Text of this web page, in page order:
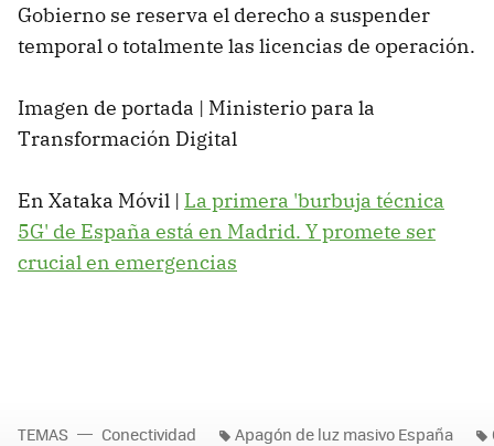
Gobierno se reserva el derecho a suspender
temporal o totalmente las licencias de operación.
Imagen de portada | Ministerio para la
Transformación Digital
En Xataka Móvil | La primera 'burbuja técnica
5G' de España está en Madrid. Y promete ser
crucial en emergencias
TEMAS Conectividad Apagón de luz masivo España